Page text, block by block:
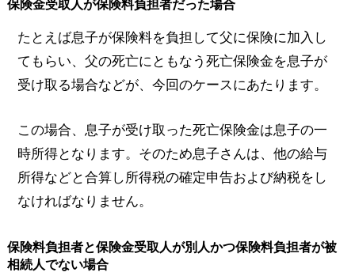
保険金受取人が保険料負担者だった場合
たとえば息子が保険料を負担して父に保険に加入し
てもらい、父の死亡にともなう死亡保険金を息子が
受け取る場合などが、今回のケースにあたります。
この場合、息子が受け取った死亡保険金は息子の一
時所得となります。そのため息子さんは、他の給与
所得などと合算し所得税の確定申告および納税をし
なければなりません。
保険料負担者と保険金受取人が別人かつ保険料負担者が被
相続人でない場合